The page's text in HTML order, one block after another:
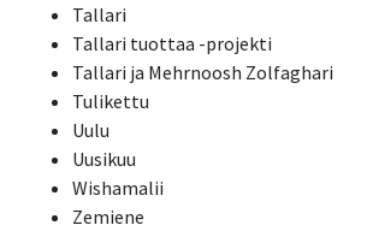
Tallari
Tallari tuottaa -projekti
Tallari ja Mehrnoosh Zolfaghari
Tulikettu
Uulu
Uusikuu
Wishamalii
Zemiene